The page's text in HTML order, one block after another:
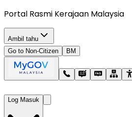
Portal Rasmi Kerajaan Malaysia
Ambil tahu
Go to Non-Citizen
BM
Log Masuk